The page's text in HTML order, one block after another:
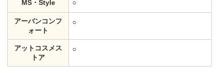
MS・Style ○
アーバンコンフ
ォート
○
アットコスメス
トア
○